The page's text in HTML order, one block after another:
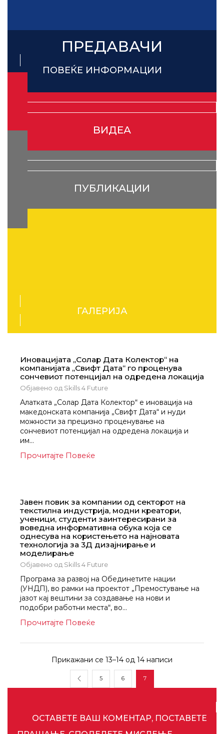
ПРЕДАВАЧИ
ПОВЕЌЕ ИНФОРМАЦИИ
ВИДЕА
ПУБЛИКАЦИИ
ГАЛЕРИЈА
Новости
Иновацијата „Солар Дата Колектор“ на
компанијата „Свифт Дата“ го проценува
сончевиот потенцијал на одредена локација
Објавено од Skills 4 Future
Алатката „Солар Дата Колектор“ е иновација на
македонската компанија „Свифт Дата“ и нуди
можности за прецизно проценување на
сончевиот потенцијал на одредена локација и
им...
Прочитајте Повеќе
Јавен повик за компании од секторот на
текстилна индустрија, модни креатори,
ученици, студенти заинтересирани за
воведна информативна обука која се
однесува на користењето на најновата
технологија за 3Д дизајнирање и
моделирање
Објавено од Skills 4 Future
Програма за развој на Обединетите нации
(УНДП), во рамки на проектот „Премостување на
јазот кај вештини за создавање на нови и
подобри работни места“, во...
Прочитајте Повеќе
Прикажани се 13–14 од 14 написи
5 6 7
ОСТАВЕТЕ ВАШ КОМЕНТАР, ПОСТАВЕТЕ